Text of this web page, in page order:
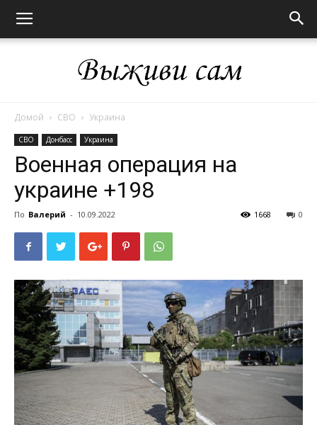
Домой СВО Украина
СВО Донбасс Украина
Военная операция на
украине +198
По Валерий - 10.09.2022 0
1668